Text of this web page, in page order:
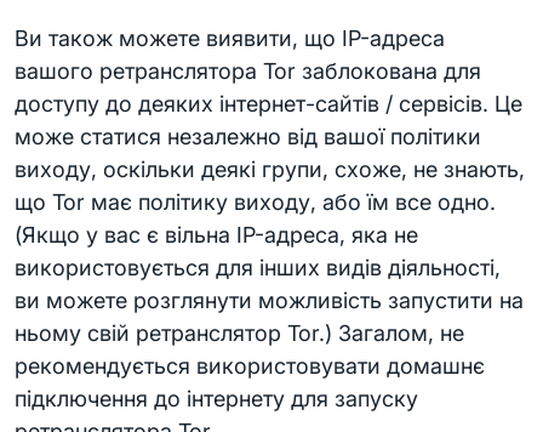
Ви також можете виявити, що IP-адреса
вашого ретранслятора Tor заблокована для
доступу до деяких інтернет-сайтів / сервісів. Це
може статися незалежно від вашої політики
виходу, оскільки деякі групи, схоже, не знають,
що Tor має політику виходу, або їм все одно.
(Якщо у вас є вільна IP-адреса, яка не
використовується для інших видів діяльності,
ви можете розглянути можливість запустити на
ньому свій ретранслятор Tor.) Загалом, не
рекомендується використовувати домашнє
підключення до інтернету для запуску